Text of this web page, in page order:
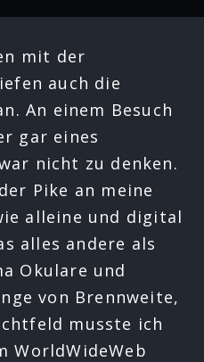
mit der
auch die
An einem Besuch
gar eines
nicht zu denken.
Pike an meine
alleine und digital
alles andere als
Okulare und
von Brennweite,
musste ich
WorldWideWeb